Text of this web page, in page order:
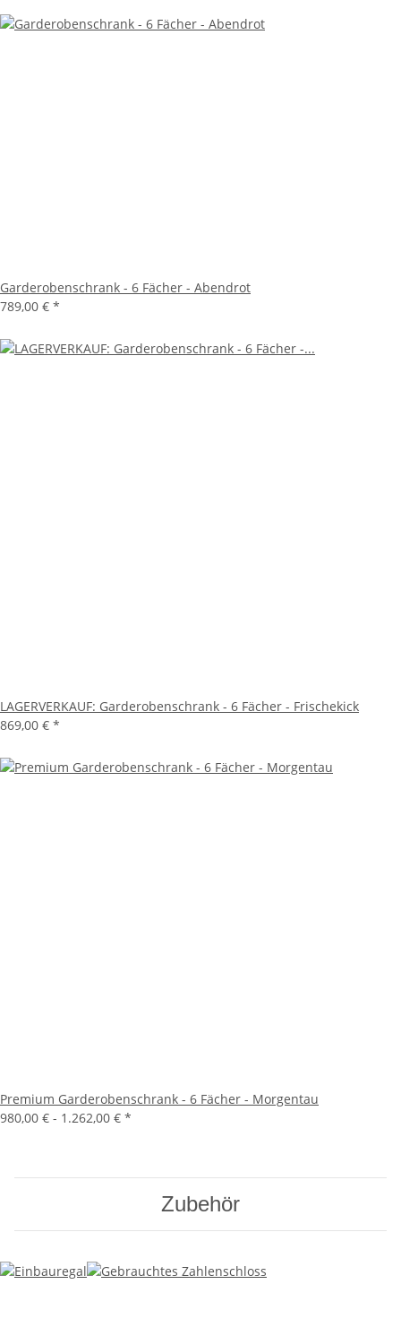
Garderobenschrank - 6 Fächer - Abendrot
789,00 € *
LAGERVERKAUF: Garderobenschrank - 6 Fächer - Frischekick
869,00 € *
Premium Garderobenschrank - 6 Fächer - Morgentau
980,00 € - 1.262,00 € *
Zubehör